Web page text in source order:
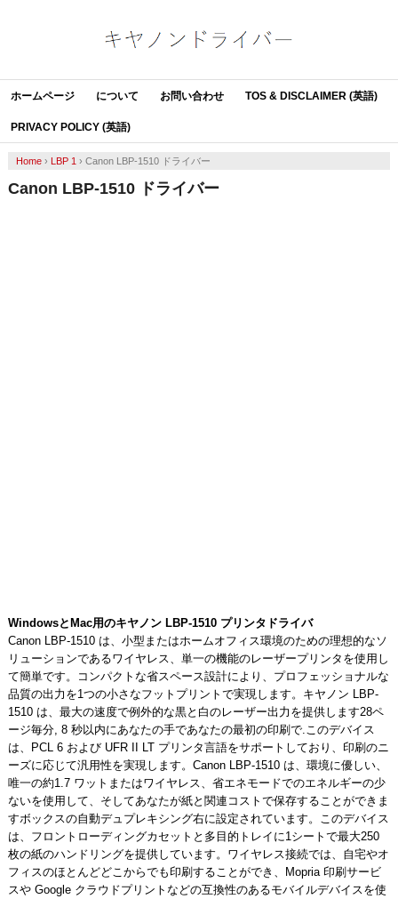
ホームページ について お問い合わせ TOS & DISCLAIMER (英語)
PRIVACY POLICY (英語)
Home› LBP 1 › Canon LBP-1510 ドライバー
Canon LBP-1510 ドライバー
WindowsとMac用のキヤノン LBP-1510 プリンタドライバ
Canon LBP-1510 は、小型またはホームオフィス環境のための理想的なソ
リューションであるワイヤレス、単一の機能のレーザープリンタを使用し
て簡単です。コンパクトな省スペース設計により、プロフェッショナルな
品質の出力を1つの小さなフットプリントで実現します。キヤノン LBP-
1510 は、最大の速度で例外的な黒と白のレーザー出力を提供します28ペ
ージ毎分, 8 秒以内にあなたの手であなたの最初の印刷で.このデバイス
は、PCL 6 および UFR II LT プリンタ言語をサポートしており、印刷のニ
ーズに応じて汎用性を実現します。Canon LBP-1510 は、環境に優しい、
唯一の約1.7 ワットまたはワイヤレス、省エネモードでのエネルギーの少
ないを使用して、そしてあなたが紙と関連コストで保存することができま
すボックスの自動デュプレキシング右に設定されています。このデバイス
は、フロントローディングカセットと多目的トレイに1シートで最大250
枚の紙のハンドリングを提供しています。ワイヤレス接続では、自宅やオ
フィスのほとんどどこからでも印刷することができ、Mopria 印刷サービ
スや Google クラウドプリントなどの互換性のあるモバイルデバイスを使